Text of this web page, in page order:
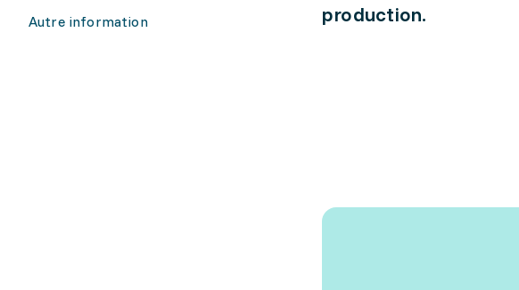
Autre information
production.